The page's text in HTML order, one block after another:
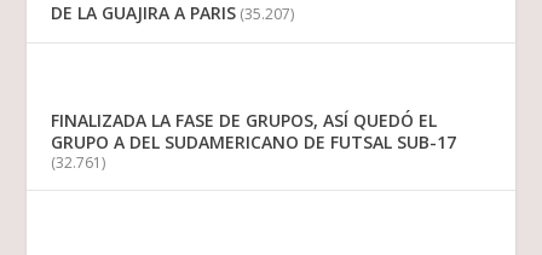
DE LA GUAJIRA A PARIS (35.207)
FINALIZADA LA FASE DE GRUPOS, ASÍ QUEDÓ EL
GRUPO A DEL SUDAMERICANO DE FUTSAL SUB-17
(32.761)